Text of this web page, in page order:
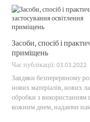
Засоби, спосіб і
приміщень
Час публікації: 03.03.2022
Завдяки безперервному
нових матеріалів, нових
обробки з використанням
кожним днем, надаючи нам